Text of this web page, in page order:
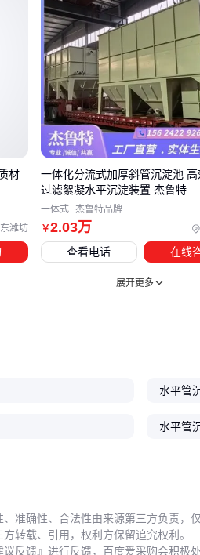
三个容易被忽视
管束巡检：每
径需立即清洗
冬季防护：北
管组
药剂适配：
搅拌机
转速
实际选型时要平
波动特性和运维
所长，关键看是
潍坊
材
￥2.03万
一体化分流式加厚斜管沉淀池 高
过滤絮凝水平沉淀装置 杰鲁特
一体式 杰鲁特品牌
查看电话 在线
展开更多
水平管
水平管
准确性、合法性由来源第三方负责，仅
转载、引用，权利方保留追究权利。
反馈』进行反馈，百度爱采购会积极处